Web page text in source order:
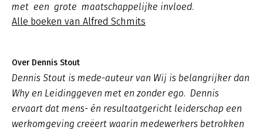
met een grote maatschappelijke invloed.
Alle boeken van Alfred Schmits
Over Dennis Stout
Dennis Stout is mede-auteur van Wij is belangrijker dan
Why en Leidinggeven met en zonder ego. Dennis
ervaart dat mens- én resultaatgericht leiderschap een
werkomgeving creëert waarin medewerkers betrokken